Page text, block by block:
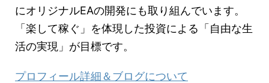
にオリジナルEAの開発にも取り組んでいます。
「楽して稼ぐ」を体現した投資による「自由な生
活の実現」が目標です。
プロフィール詳細＆ブログについて